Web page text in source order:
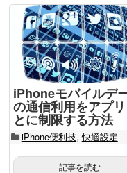
iPhoneモバイルデ
の通信利用をアプ
とに制限する方法
iPhone便利技,快適設定
記事を読む